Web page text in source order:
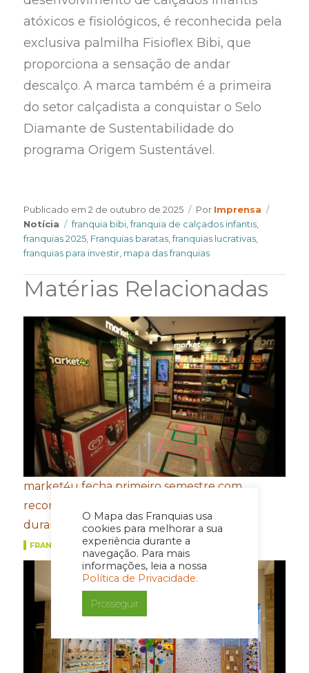
O Mapa das Franquias usa
cookies para melhorar a sua
experiência durante a
navegação. Para mais
informações, leia a nossa
Política de Privacidade.
Prosseguir
atóxicos e fisiológicos, é reconhecida pela
exclusiva palmilha Fisioflex Bibi, que
proporciona a sensação de andar
descalço. A marca também é a primeira
do setor calçadista a conquistar o Selo
Diamante de Sustentabilidade do
programa Origem Sustentável.
Publicado em2 de outubro de 2025 Por Author
Imprensa
Notícia
Tags
franquia bibi ,franquia de calçados infantis
franquias 2025 Franquias baratas ,franquias lucrativas
franquias para investir mapa das franquias
Matérias Relacionadas
market4u fecha primeiro semestre com
recordes de expansão, franquias e vendas
durante a Copa do Mundo
FRANQUIAS